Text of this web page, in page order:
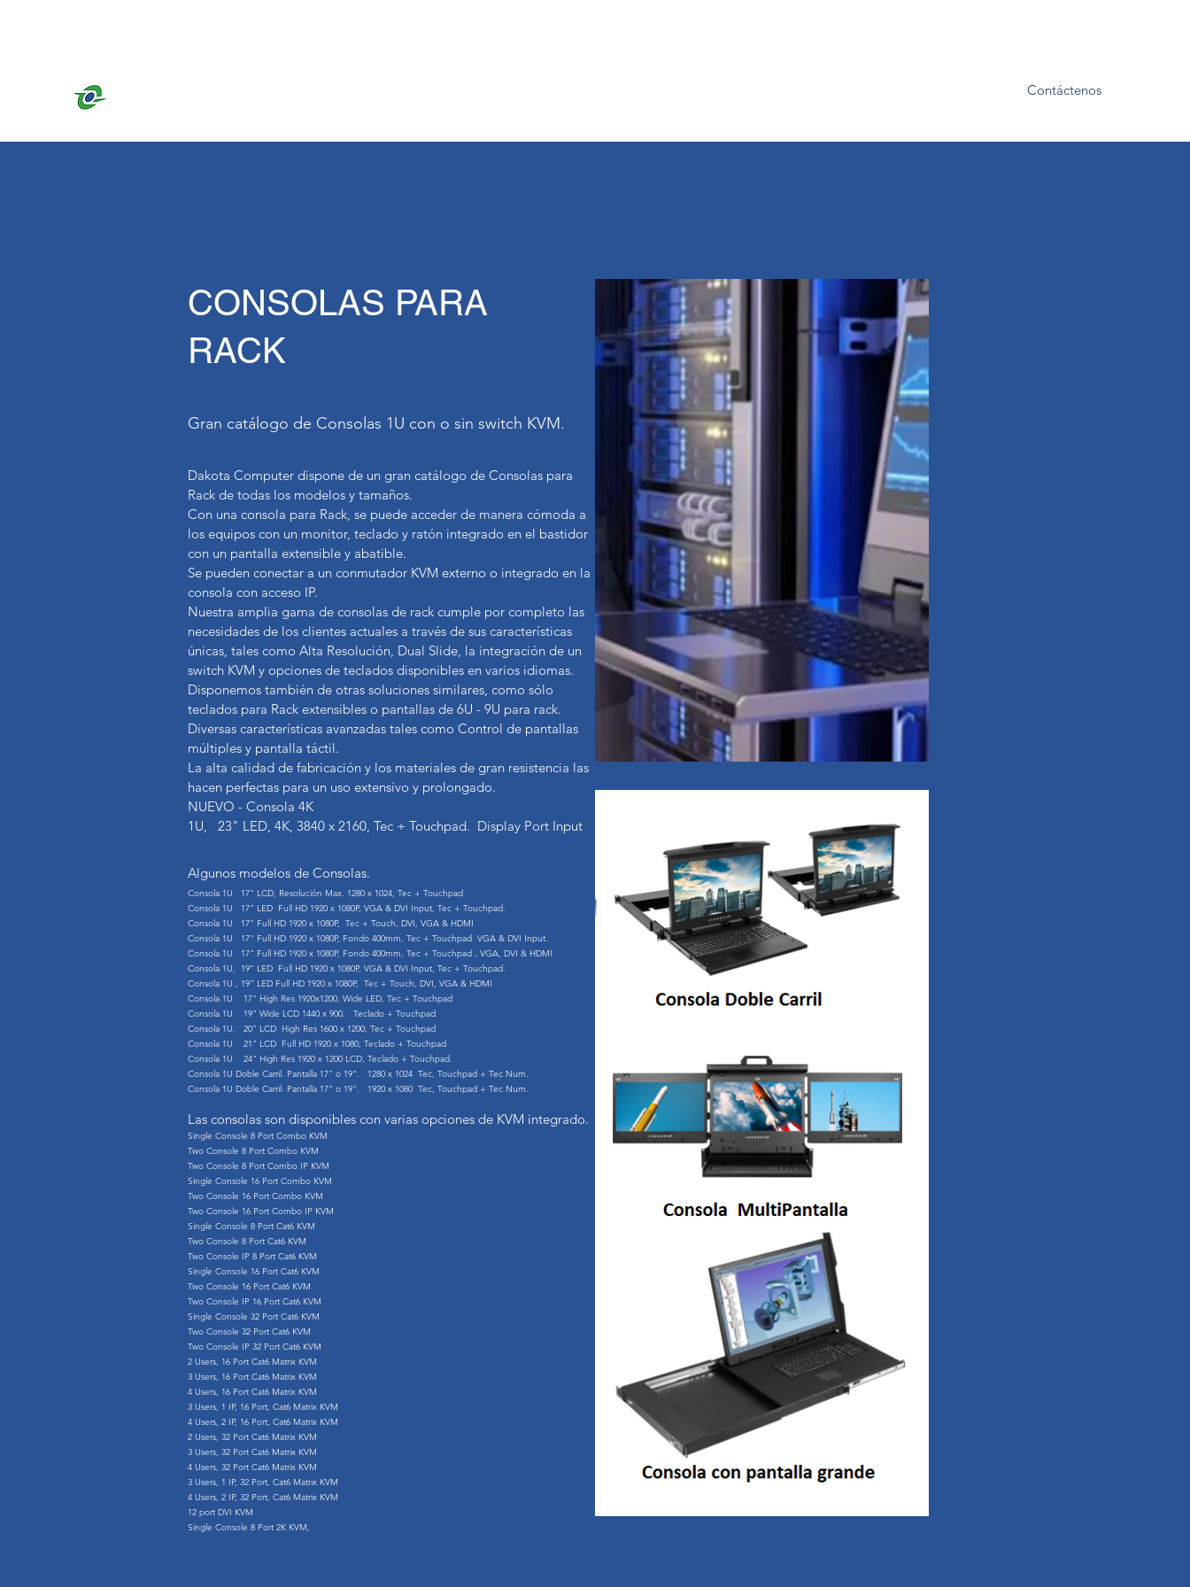
Contáctenos
CONSOLAS PARA
RACK
Gran catálogo de Consolas 1U con o sin switch KVM.
Dakota Computer dispone de un gran catálogo de Consolas para
Rack de todas los modelos y tamaños.
Con una consola para Rack, se puede acceder de manera cómoda a
los equipos con un monitor, teclado y ratón integrado en el bastidor
con un pantalla extensible y abatible.
Se pueden conectar a un conmutador KVM externo o integrado en la
consola con acceso IP.
Nuestra amplia gama de consolas de rack cumple por completo las
necesidades de los clientes actuales a través de sus características
únicas, tales como Alta Resolución, Dual Slide, la integración de un
switch KVM y opciones de teclados disponibles en varios idiomas.
Disponemos también de otras soluciones similares, como sólo
teclados para Rack extensibles o pantallas de 6U - 9U para rack.
Diversas características avanzadas tales como Control de pantallas
múltiples y pantalla táctil.
La alta calidad de fabricación y los materiales de gran resistencia las
hacen perfectas para un uso extensivo y prolongado.
NUEVO - Consola 4K
1U, 23" LED, 4K, 3840 x 2160, Tec + Touchpad. Display Port Input
Algunos modelos de Consolas.
Consola 1U 17" LCD, Resolución Max. 1280 x 1024, Tec + Touchpad
Consola 1U 17” LED Full HD 1920 x 1080P, VGA & DVI Input, Tec + Touchpad.
Consola 1U 17” Full HD 1920 x 1080P, Tec + Touch, DVI, VGA & HDMI
Consola 1U 17" Full HD 1920 x 1080P, Fondo 400mm, Tec + Touchpad VGA & DVI Input.
Consola 1U 17" Full HD 1920 x 1080P, Fondo 400mm, Tec + Touchpad , VGA, DVI & HDMI
Consola 1U, 19” LED Full HD 1920 x 1080P, VGA & DVI Input, Tec + Touchpad.
Consola 1U , 19” LED Full HD 1920 x 1080P, Tec + Touch, DVI, VGA & HDMI
Consola 1U 17" High Res 1920x1200, Wide LED, Tec + Touchpad
Consola 1U 19" Wide LCD 1440 x 900. Teclado + Touchpad
Consola 1U. 20" LCD High Res 1600 x 1200, Tec + Touchpad
Consola 1U 21" LCD Full HD 1920 x 1080, Teclado + Touchpad
Consola 1U 24" High Res 1920 x 1200 LCD, Teclado + Touchpad.
Consola 1U Doble Carril. Pantalla 17" o 19". 1280 x 1024 Tec, Touchpad + Tec Num.
Consola 1U Doble Carril. Pantalla 17" o 19". 1920 x 1080 Tec, Touchpad + Tec Num.
Las consolas son disponibles con varias opciones de KVM integrado.
Single Console 8 Port Combo KVM
Two Console 8 Port Combo KVM
Two Console 8 Port Combo IP KVM
Single Console 16 Port Combo KVM
Two Console 16 Port Combo KVM
Two Console 16 Port Combo IP KVM
Single Console 8 Port Cat6 KVM
Two Console 8 Port Cat6 KVM
Two Console IP 8 Port Cat6 KVM
Single Console 16 Port Cat6 KVM
Two Console 16 Port Cat6 KVM
Two Console IP 16 Port Cat6 KVM
Single Console 32 Port Cat6 KVM
Two Console 32 Port Cat6 KVM
Two Console IP 32 Port Cat6 KVM
2 Users, 16 Port Cat6 Matrix KVM
3 Users, 16 Port Cat6 Matrix KVM
4 Users, 16 Port Cat6 Matrix KVM
3 Users, 1 IP, 16 Port, Cat6 Matrix KVM
4 Users, 2 IP, 16 Port, Cat6 Matrix KVM
2 Users, 32 Port Cat6 Matrix KVM
3 Users, 32 Port Cat6 Matrix KVM
4 Users, 32 Port Cat6 Matrix KVM
3 Users, 1 IP, 32 Port, Cat6 Matrix KVM
4 Users, 2 IP, 32 Port, Cat6 Matrix KVM
12 port DVI KVM
Single Console 8 Port 2K KVM,